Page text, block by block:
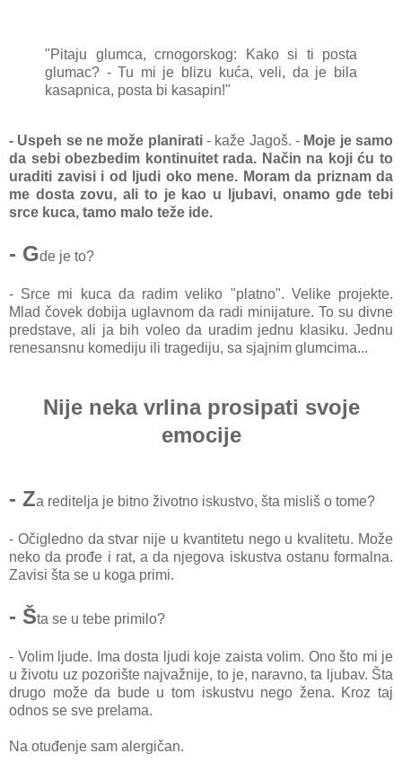
"Pitaju glumca, crnogorskog: Kako si ti posta
glumac? - Tu mi je blizu kuća, veli, da je bila
kasapnica, posta bi kasapin!"
- Uspeh se ne može planirati- kaže Jagoš. - Moje je samo
da sebi obezbedim kontinuitet rada. Način na koji ću to
uraditi zavisi i od ljudi oko mene. Moram da priznam da
me dosta zovu, ali to je kao u ljubavi, onamo gde tebi
srce kuca, tamo malo teže ide.
- Gde je to?
- Srce mi kuca da radim veliko "platno". Velike projekte.
Mlad čovek dobija uglavnom da radi minijature. To su divne
predstave, ali ja bih voleo da uradim jednu klasiku. Jednu
renesansnu komediju ili tragediju, sa sjajnim glumcima...
Nije neka vrlina prosipati svoje
emocije
- Za reditelja je bitno životno iskustvo, šta misliš o tome?
- Očigledno da stvar nije u kvantitetu nego u kvalitetu. Može
neko da prođe i rat, a da njegova iskustva ostanu formalna.
Zavisi šta se u koga primi.
- Šta se u tebe primilo?
- Volim ljude. Ima dosta ljudi koje zaista volim. Ono što mi je
u životu uz pozorište najvažnije, to je, naravno, ta ljubav. Šta
drugo može da bude u tom iskustvu nego žena. Kroz taj
odnos se sve prelama.
Na otuđenje sam alergičan.